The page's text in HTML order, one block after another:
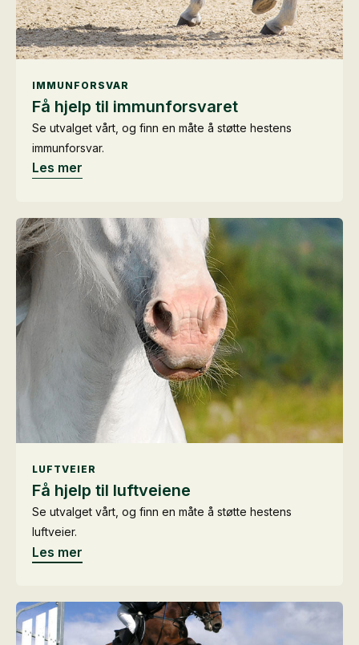
IMMUNFORSVAR
Få hjelp til immunforsvaret
Se utvalget vårt, og finn en måte å støtte hestens
immunforsvar.
Les mer
LUFTVEIER
Få hjelp til luftveiene
Se utvalget vårt, og finn en måte å støtte hestens
luftveier.
Les mer